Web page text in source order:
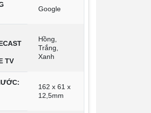
Google
TV
Hồng,
Trắng,
Xanh
162 x 61 x
12,5mm